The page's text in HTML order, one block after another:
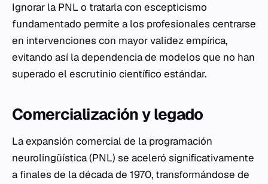
Ignorar la PNL o tratarla con escepticismo
fundamentado permite a los profesionales centrarse
en intervenciones con mayor validez empírica,
evitando así la dependencia de modelos que no han
superado el escrutinio científico estándar.
Comercialización y legado
La expansión comercial de la programación
neurolingüística (PNL) se aceleró significativamente
a finales de la década de 1970, transformándose de